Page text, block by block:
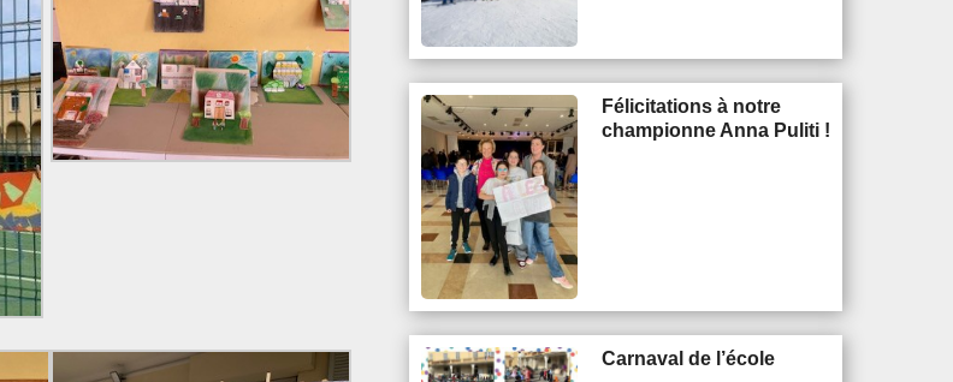
Félicitations à notre
championne Anna Puliti !
Carnaval de l’école